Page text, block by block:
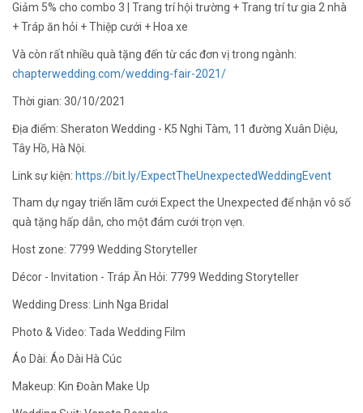
Giảm 5% cho combo 3 | Trang trí hội trường + Trang trí tư gia 2 nhà
+ Tráp ăn hỏi + Thiệp cưới + Hoa xe
Và còn rất nhiều quà tặng đến từ các đơn vị trong ngành:
chapterwedding.com/wedding-fair-2021/
Thời gian: 30/10/2021
Địa điểm: Sheraton Wedding - K5 Nghi Tàm, 11 đường Xuân Diệu,
Tây Hồ, Hà Nội.
Link sự kiện: https://bit.ly/ExpectTheUnexpectedWeddingEvent
Tham dự ngay triển lãm cưới Expect the Unexpected để nhận vô số
quà tặng hấp dẫn, cho một đám cưới trọn vẹn.
Host zone: 7799 Wedding Storyteller
Décor - Invitation - Tráp Ăn Hỏi: 7799 Wedding Storyteller
Wedding Dress: Linh Nga Bridal
Photo & Video: Tada Wedding Film
Áo Dài: Áo Dài Hà Cúc
Makeup: Kin Đoàn Make Up